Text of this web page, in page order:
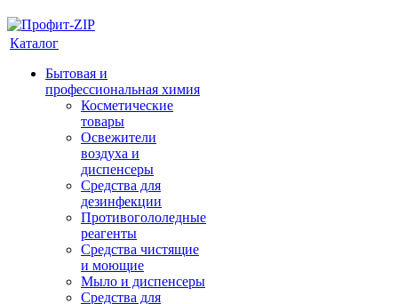
Каталог
Бытовая и
профессиональная химия
Косметические
товары
Освежители
воздуха и
диспенсеры
Средства для
дезинфекции
Противогололедные
реагенты
Средства чистящие
и моющие
Мыло и диспенсеры
Средства для